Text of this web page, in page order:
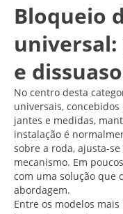
Bloqueio
e
No centro desta
universais,
jantes e medidas,
instalação é
sobre a roda, ajusta-
mecanismo. Em
com uma solução que
abordagem.
Entre os modelos